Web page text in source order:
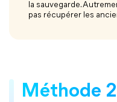
la sauvegarde.
pas récupérer les
Méthode